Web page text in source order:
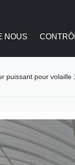
NOUS
puissant pour